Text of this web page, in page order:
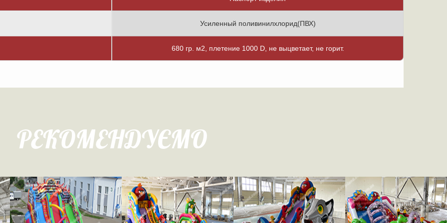
Усиленный поливинилхлорид(ПВХ)
680 гр. м2, плетение 1000 D, не выцветает, не горит.
РЕКОМЕНДУЄМО